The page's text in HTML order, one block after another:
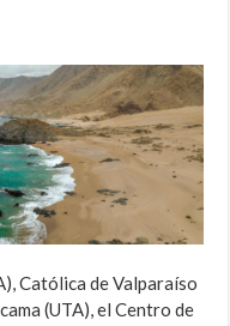
Católica de Valparaíso
(UTA), el Centro de